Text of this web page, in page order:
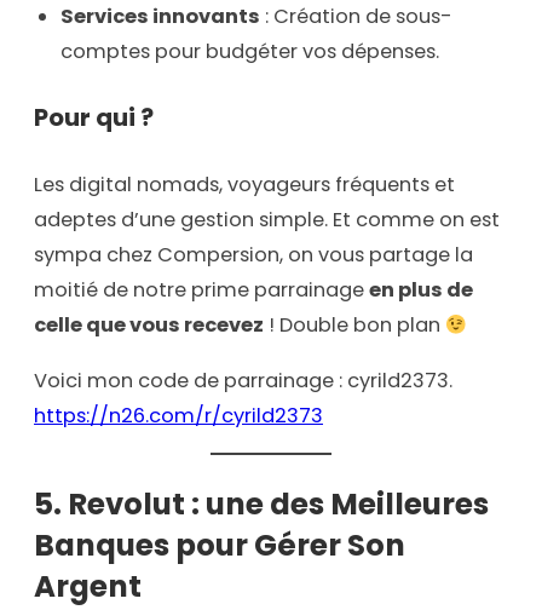
Services innovants : Création de sous-
comptes pour budgéter vos dépenses.
Pour qui ?
Les digital nomads, voyageurs fréquents et
adeptes d’une gestion simple. Et comme on est
sympa chez Compersion, on vous partage la
moitié de notre prime parrainageen plus de
celle que vous recevez ! Double bon plan
Voici mon code de parrainage : cyrild2373.
https://n26.com/r/cyrild2373
5. Revolut : une des Meilleures
Banques pour Gérer Son
Argent